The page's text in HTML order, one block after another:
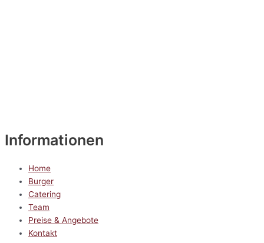
Informationen
Home
Burger
Catering
Team
Preise & Angebote
Kontakt